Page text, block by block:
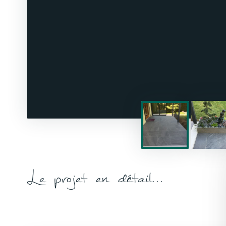
Le projet en détail...